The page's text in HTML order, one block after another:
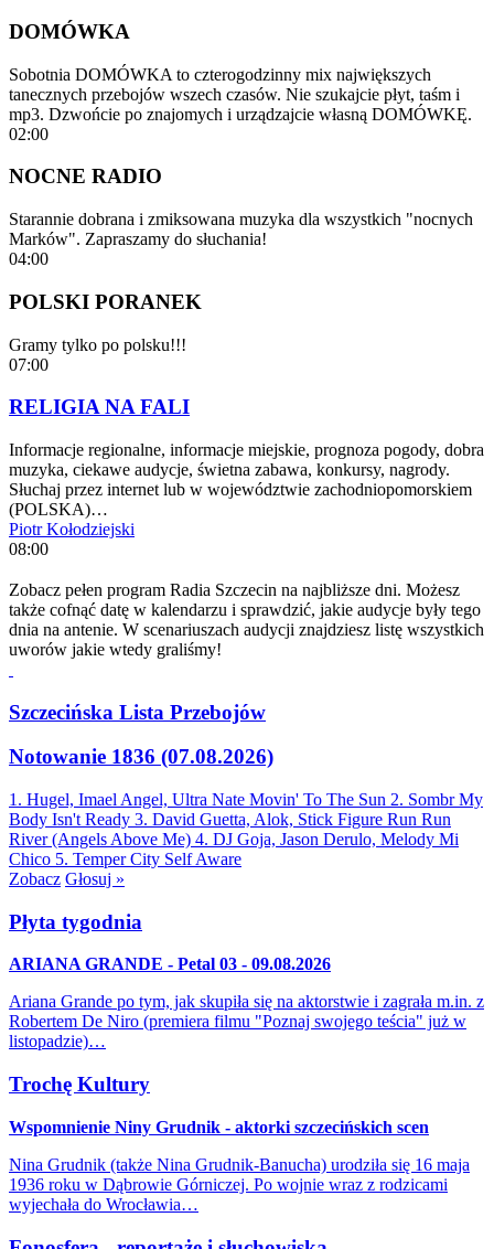
DOMÓWKA
Sobotnia DOMÓWKA to czterogodzinny mix największych
tanecznych przebojów wszech czasów. Nie szukajcie płyt, taśm i
mp3. Dzwońcie po znajomych i urządzajcie własną DOMÓWKĘ.
02:00
NOCNE RADIO
Starannie dobrana i zmiksowana muzyka dla wszystkich "nocnych
Marków". Zapraszamy do słuchania!
04:00
POLSKI PORANEK
Gramy tylko po polsku!!!
07:00
RELIGIA NA FALI
Informacje regionalne, informacje miejskie, prognoza pogody, dobra
muzyka, ciekawe audycje, świetna zabawa, konkursy, nagrody.
Słuchaj przez internet lub w województwie zachodniopomorskiem
(POLSKA)…
Piotr Kołodziejski
08:00
Zobacz pełen program Radia Szczecin na najbliższe dni. Możesz
także cofnąć datę w kalendarzu i sprawdzić, jakie audycje były tego
dnia na antenie. W scenariuszach audycji znajdziesz listę wszystkich
uworów jakie wtedy graliśmy!
Szczecińska Lista Przebojów
Notowanie 1836 (07.08.2026)
1. Hugel, Imael Angel, Ultra Nate Movin' To The Sun 2. Sombr My
Body Isn't Ready 3. David Guetta, Alok, Stick Figure Run Run
River (Angels Above Me) 4. DJ Goja, Jason Derulo, Melody Mi
Chico 5. Temper City Self Aware
Zobacz Głosuj »
Płyta tygodnia
ARIANA GRANDE - Petal 03 - 09.08.2026
Ariana Grande po tym, jak skupiła się na aktorstwie i zagrała m.in. z
Robertem De Niro (premiera filmu "Poznaj swojego teścia" już w
listopadzie)…
Trochę Kultury
Wspomnienie Niny Grudnik - aktorki szczecińskich scen
Nina Grudnik (także Nina Grudnik-Banucha) urodziła się 16 maja
1936 roku w Dąbrowie Górniczej. Po wojnie wraz z rodzicami
wyjechała do Wrocławia…